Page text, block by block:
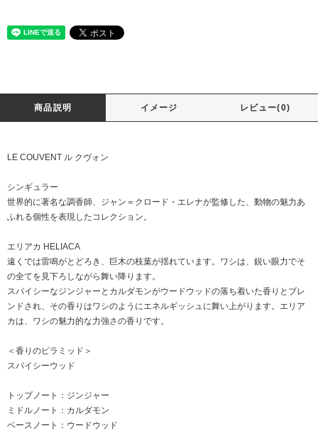
商品説明 イメージ レビュー(0)
LE COUVENT ル クヴォン
シンギュラー
世界的に著名な調香師、ジャン＝クロード・エレナが監修した、動物の魅力あ
ふれる個性を表現したコレクション。
エリアカ HELIACA
遠くでは雷鳴がとどろき、巨木の枝葉が揺れています。ワシは、鋭い眼力でそ
の全てを見下ろしながら舞い降ります。
スパイシーなジンジャーとカルダモンがウードウッドの落ち着いた香りとブレ
ンドされ、その香りはワシのようにエネルギッシュに舞い上がります。エリア
カは、ワシの魅力的な力強さの香りです。
＜香りのピラミッド＞
スパイシーウッド
トップノート：ジンジャー
ミドルノート：カルダモン
ベースノート：ウードウッド